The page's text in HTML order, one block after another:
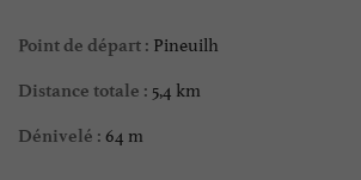
Point de départ : Pineuilh
Distance totale : 5,4 km
Dénivelé : 64 m